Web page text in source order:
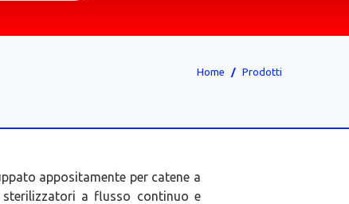
Home Prodotti
appositamente per catene a
a flusso continuo e